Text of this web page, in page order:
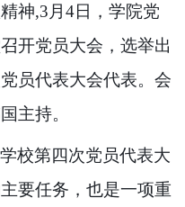
神,3月4日，学院党
开党员大会，选举出
员代表大会代表。会
主持。
校第四次党员代表大
要任务，也是一项重